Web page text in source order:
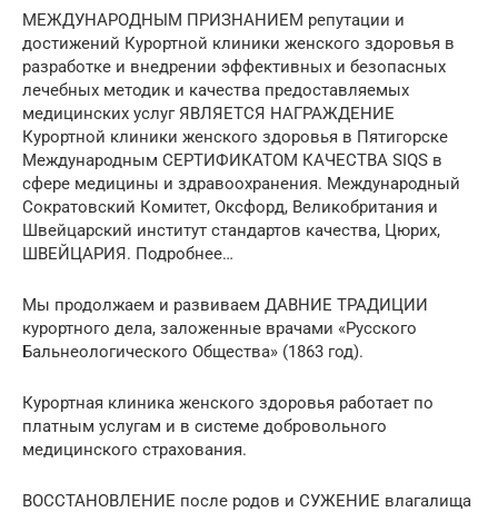
МЕЖДУНАРОДНЫМ ПРИЗНАНИЕМ репутации и
достижений Курортной клиники женского здоровья в
разработке и внедрении эффективных и безопасных
лечебных методик и качества предоставляемых
медицинских услуг ЯВЛЯЕТСЯ НАГРАЖДЕНИЕ
Курортной клиники женского здоровья в Пятигорске
Международным СЕРТИФИКАТОМ КАЧЕСТВА SIQS в
сфере медицины и здравоохранения. Международный
Сократовский Комитет, Оксфорд, Великобритания и
Швейцарский институт стандартов качества, Цюрих,
ШВЕЙЦАРИЯ. Подробнее…
Мы продолжаем и развиваем ДАВНИЕ ТРАДИЦИИ
курортного дела, заложенные врачами «Русского
Бальнеологического Общества» (1863 год).
Курортная клиника женского здоровья работает по
платным услугам и в системе добровольного
медицинского страхования.
ВОССТАНОВЛЕНИЕ после родов и СУЖЕНИЕ влагалища